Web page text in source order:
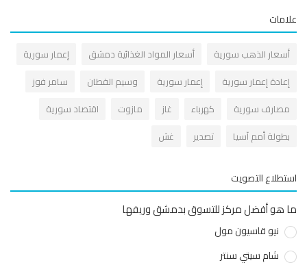
الذهب سورية أسعار المواد الغذائية دمشق
إعمار سورية
إعمار سورية
إعمار سورية وسيم القطان
سامر فوز
سورية
كهرباء غاز مازوت
اقتصاد سورية
أمم آسيا
تصدير غش
التصويت
أفضل مركز للتسوق بدمشق وريفها
نيو قاسيون مول
شام سيتي سنتر